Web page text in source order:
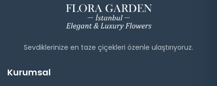
Sevdiklerinize en taze çiçekleri özenle ulaştırıyoruz.
Kurumsal